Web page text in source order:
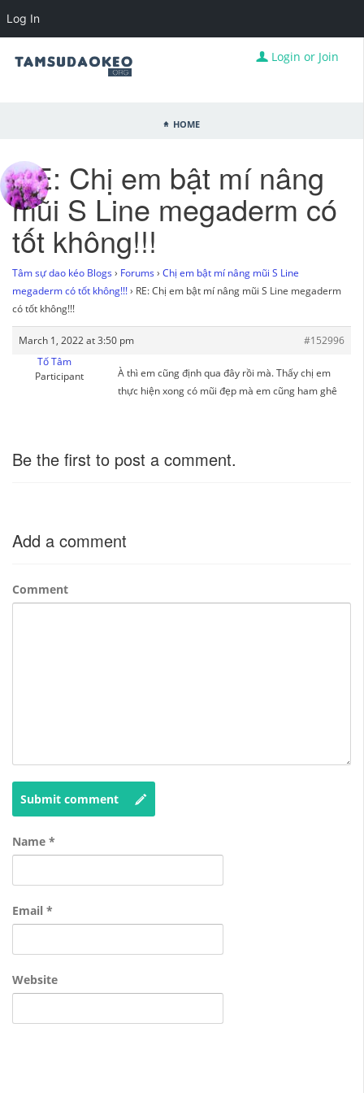
Login or Join
Home
RE: Chị em bật mí nâng
mũi S Line megaderm có
tốt không!!!
Tâm sự dao kéo Blogs › Forums › Chị em bật mí nâng mũi S Line
megaderm có tốt không!!!› RE: Chị em bật mí nâng mũi S Line megaderm
có tốt không!!!
March 1, 2022 at 3:50 pm
#152996
Tố Tâm
Participant
À thì em cũng định qua đây rồi mà. Thấy chị em
thực hiện xong có mũi đẹp mà em cũng ham ghê
Be the first to post a comment.
Add a comment
Comment
Submit comment
Name *
Email *
Website
Log In